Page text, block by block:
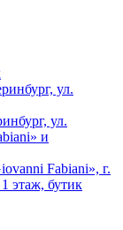
ул.
ул.
и
Fabiani», г.
этаж, бутик